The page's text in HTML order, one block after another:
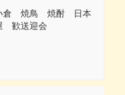
倉 焼鳥 焼酎 日本
歓送迎会